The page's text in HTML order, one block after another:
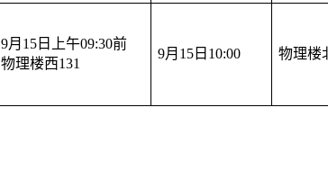
9月15日上午09:30前
物理楼西131
9月15日10:00 物理楼